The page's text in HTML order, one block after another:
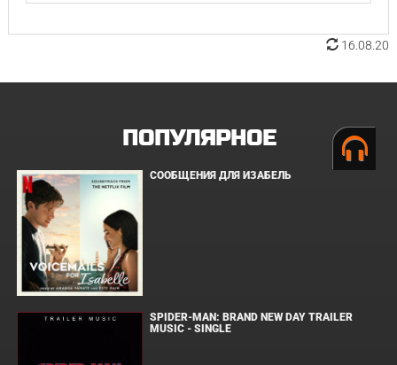
16.08.20
ПОПУЛЯРНОЕ
СООБЩЕНИЯ ДЛЯ ИЗАБЕЛЬ
SPIDER-MAN: BRAND NEW DAY TRAILER
MUSIC - SINGLE